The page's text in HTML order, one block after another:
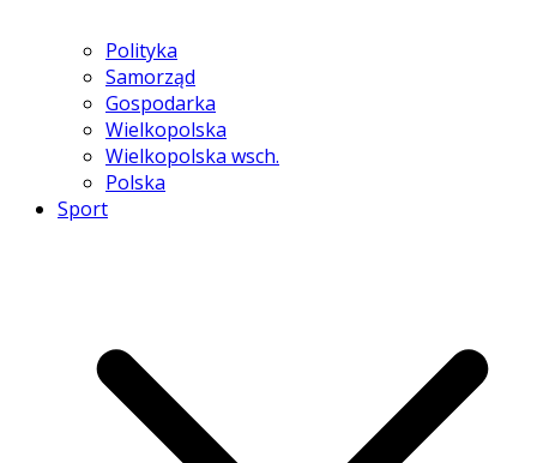
Polityka
Samorząd
Gospodarka
Wielkopolska
Wielkopolska wsch.
Polska
Sport